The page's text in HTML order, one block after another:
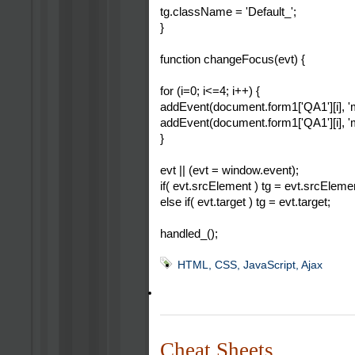
tg.className = 'Default_';
}
function changeFocus(evt) {
for (i=0; i<=4; i++) {
addEvent(document.form1['QA1'][i],
addEvent(document.form1['QA1'][i],
}
evt || (evt = window.event);
if( evt.srcElement ) tg =
else if( evt.target ) tg = evt.target;
handled_();
HTML, CSS, JavaScript, Ajax